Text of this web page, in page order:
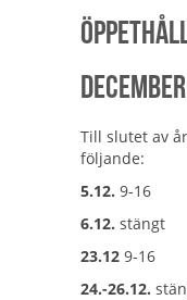
december
Till slutet av
följande:
5.12. 9-16
6.12. stängt
23.12 9-16
24.-26.12.